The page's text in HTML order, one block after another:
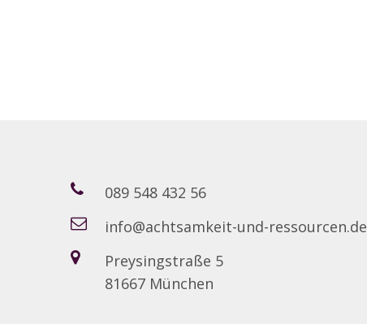
089 548 432 56
info@achtsamkeit-und-ressourcen.de
Preysingstraße 5
81667 München